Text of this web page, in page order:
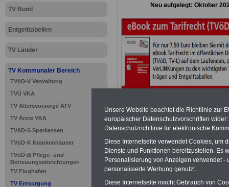
TV Bund
Entgelttabellen
TV Länder
TV Kommunaler Bereich
TVöD-V Verwaltung
TVÜ VKA
TV Altersvorsorge ATV
TV Ärzte VKA
TVöD-S Sparkassen
TVöD-K Krankenhäuser
TVöD-B Pflege- und
Betreuungseinrichtungen
TV Flughafen
TV Entsorgung
Neu aufgelegt: Oktober
>>>zur
Entsorgung
Unsere Website beachtet die Richtlinie zur
europäischer Datenschutzvorschriften
Datenschutzrichtlinie für elektronische
Diese Internetseite verwendet Cookies, um
Dienste und Funktionen bereitzustellen. Es
Personalisierung von Anzeigen verwendet
personalisierte Werbung genutzt.
Diese Internetseite macht Gebrauch von